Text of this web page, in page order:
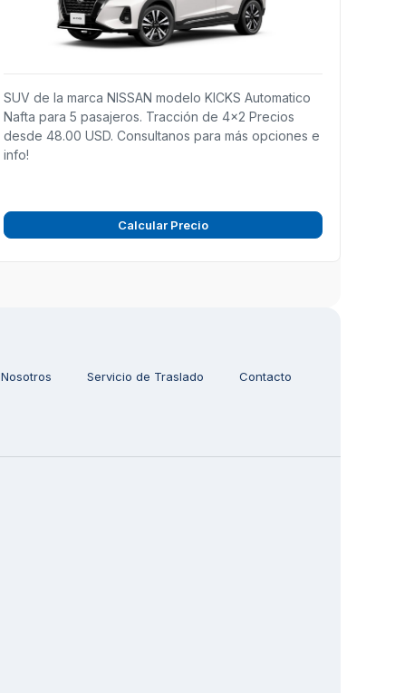
SUV de la marca NISSAN modelo KICKS Automatico
Nafta para 5 pasajeros. Tracción de 4x2 Precios
desde 48.00 USD. Consultanos para más opciones e
info!
Calcular Precio
Nosotros Servicio de Traslado Contacto